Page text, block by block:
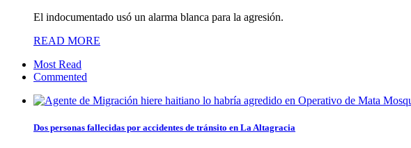
El indocumentado usó un alarma blanca para la agresión.
READ MORE
Most Read
Commented
Dos personas fallecidas por accidentes de tránsito en La Altagracia